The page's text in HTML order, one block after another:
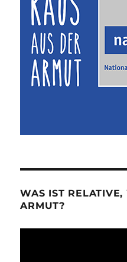
WAS IST RELATIVE,
ARMUT?